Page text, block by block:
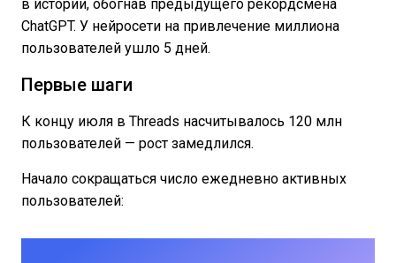
в истории, обогнав предыдущего рекордсмена
ChatGPT. У нейросети на привлечение миллиона
пользователей ушло 5 дней.
Первые шаги
К концу июля в Threads насчитывалось 120 млн
пользователей — рост замедлился.
Начало сокращаться число ежедневно активных
пользователей: